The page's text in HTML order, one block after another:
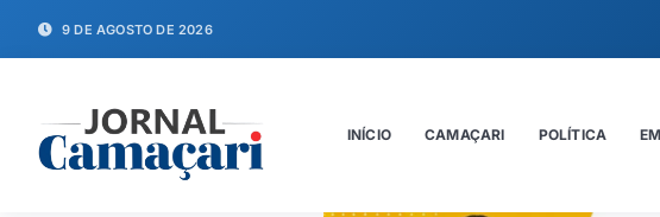
9 DE AGOSTO DE 2026
INÍCIO CAMAÇARI POLÍTICA